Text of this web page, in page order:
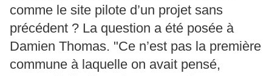
comme le site pilote d’un projet sans
précédent ? La question a été posée à
Damien Thomas. "Ce n’est pas la première
commune à laquelle on avait pensé,